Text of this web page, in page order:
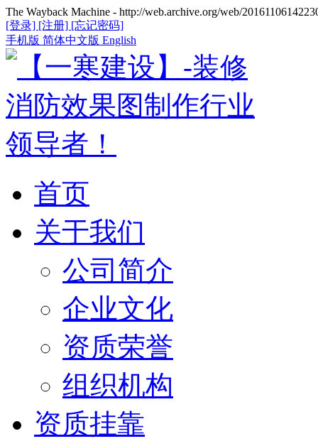
The Wayback Machine - http://web.archive.org/web/
[登录] [注册] [忘记密码]
手机版 简体中文版 English
首页
关于我们
公司简介
企业文化
资质荣誉
组织机构
资质挂靠